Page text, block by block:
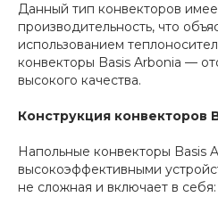
Данный тип конвекторов
производительность, что
использованием
конвекторы Basis Arbonia —
высокого качества.
Конструкция конвекторов
Напольные конвекторы Basis
высокоэффективными
не сложная и включает в себя: